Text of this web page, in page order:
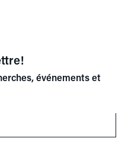
événements et